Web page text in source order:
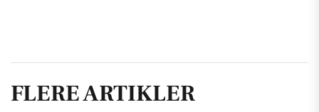
FLERE ARTIKLER